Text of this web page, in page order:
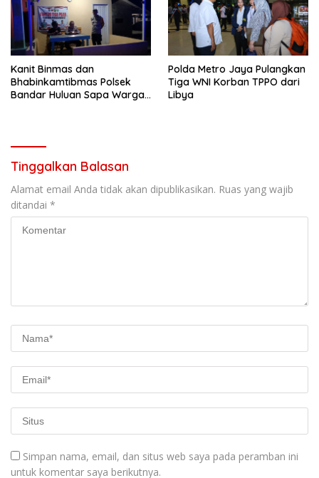
Kanit Binmas dan
Bhabinkamtibmas Polsek
Bandar Huluan Sapa Warga
Polda Metro Jaya Pulangkan
Tiga WNI Korban TPPO dari
Libya
Tinggalkan Balasan
Alamat email Anda tidak akan dipublikasikan. Ruas yang wajib
ditandai *
Simpan nama, email, dan situs web saya pada peramban ini
untuk komentar saya berikutnya.